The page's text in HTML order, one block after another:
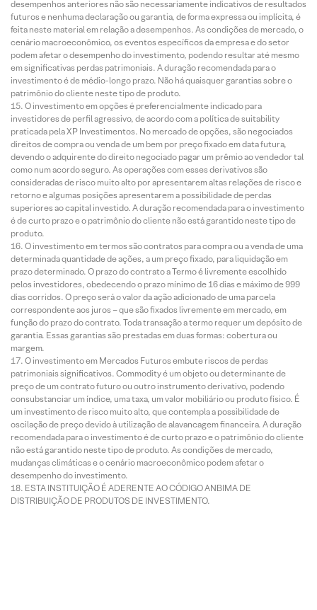
desempenhos anteriores não são necessariamente indicativos de resultados
futuros e nenhuma declaração ou garantia, de forma expressa ou implícita, é
feita neste material em relação a desempenhos. As condições de mercado, o
cenário macroeconômico, os eventos específicos da empresa e do setor
podem afetar o desempenho do investimento, podendo resultar até mesmo
em significativas perdas patrimoniais. A duração recomendada para o
investimento é de médio-longo prazo. Não há quaisquer garantias sobre o
patrimônio do cliente neste tipo de produto.
O investimento em opções é preferencialmente indicado para
investidores de perfil agressivo, de acordo com a política de suitability
praticada pela XP Investimentos. No mercado de opções, são negociados
direitos de compra ou venda de um bem por preço fixado em data futura,
devendo o adquirente do direito negociado pagar um prêmio ao vendedor tal
como num acordo seguro. As operações com esses derivativos são
consideradas de risco muito alto por apresentarem altas relações de risco e
retorno e algumas posições apresentarem a possibilidade de perdas
superiores ao capital investido. A duração recomendada para o investimento
é de curto prazo e o patrimônio do cliente não está garantido neste tipo de
produto.
O investimento em termos são contratos para compra ou a venda de uma
determinada quantidade de ações, a um preço fixado, para liquidação em
prazo determinado. O prazo do contrato a Termo é livremente escolhido
pelos investidores, obedecendo o prazo mínimo de 16 dias e máximo de 999
dias corridos. O preço será o valor da ação adicionado de uma parcela
correspondente aos juros – que são fixados livremente em mercado, em
função do prazo do contrato. Toda transação a termo requer um depósito de
garantia. Essas garantias são prestadas em duas formas: cobertura ou
margem.
O investimento em Mercados Futuros embute riscos de perdas
patrimoniais significativos. Commodity é um objeto ou determinante de
preço de um contrato futuro ou outro instrumento derivativo, podendo
consubstanciar um índice, uma taxa, um valor mobiliário ou produto físico. É
um investimento de risco muito alto, que contempla a possibilidade de
oscilação de preço devido à utilização de alavancagem financeira. A duração
recomendada para o investimento é de curto prazo e o patrimônio do cliente
não está garantido neste tipo de produto. As condições de mercado,
mudanças climáticas e o cenário macroeconômico podem afetar o
desempenho do investimento.
ESTA INSTITUIÇÃO É ADERENTE AO CÓDIGO ANBIMA DE
DISTRIBUIÇÃO DE PRODUTOS DE INVESTIMENTO.